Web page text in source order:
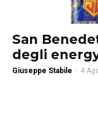
San
degli
Giuseppe Stabile - 4